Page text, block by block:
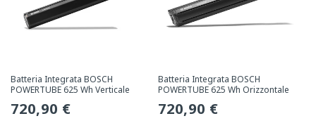
Batteria Integrata BOSCH
POWERTUBE 625 Wh Verticale
Prezzo
720,90 €
Batteria Integrata BOSCH
POWERTUBE 625 Wh Orizzontale
Prezzo
720,90 €